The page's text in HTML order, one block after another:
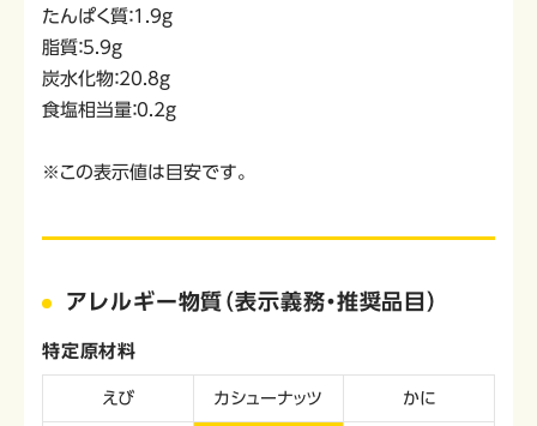
たんぱく質：1.9g
脂質：5.9g
炭水化物：20.8g
食塩相当量：0.2g
※この表示値は目安です。
アレルギー物質（表示義務・推奨品目）
特定原材料
えび カシューナッツ かに